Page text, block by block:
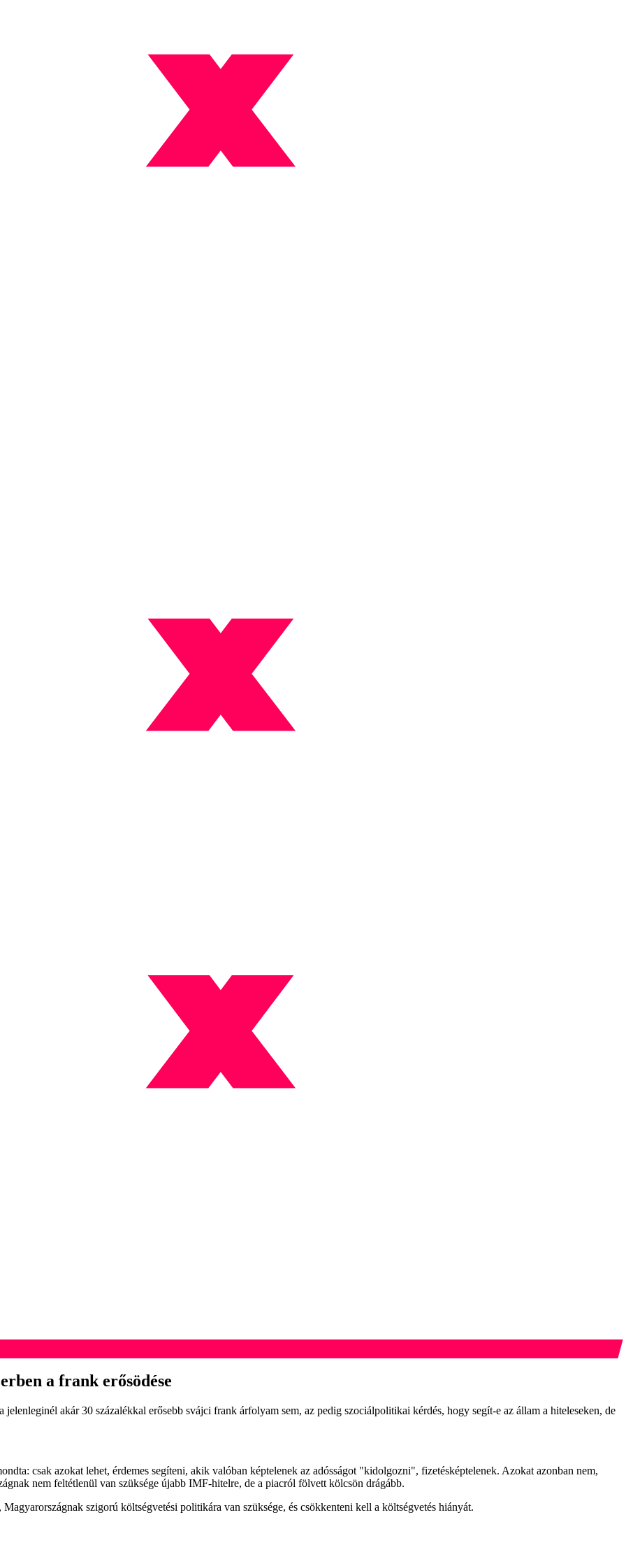
a frank erősödése
akár 30 százalékkal erősebb svájci frank árfolyam sem, az pedig szociálpolitikai kérdés, hogy segít-e az állam a hiteleseken, de
csak azokat lehet, érdemes segíteni, akik valóban képtelenek az adósságot "kidolgozni", fizetésképtelenek. Azokat azonban nem,
nem feltétlenül van szüksége újabb IMF-hitelre, de a piacról fölvett kölcsön drágább.
szigorú költségvetési politikára van szüksége, és csökkenteni kell a költségvetés hiányát.